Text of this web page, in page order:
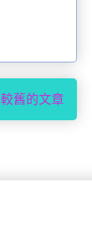
較舊的文章